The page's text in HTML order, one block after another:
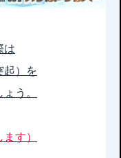
は
起）を
う。
す）